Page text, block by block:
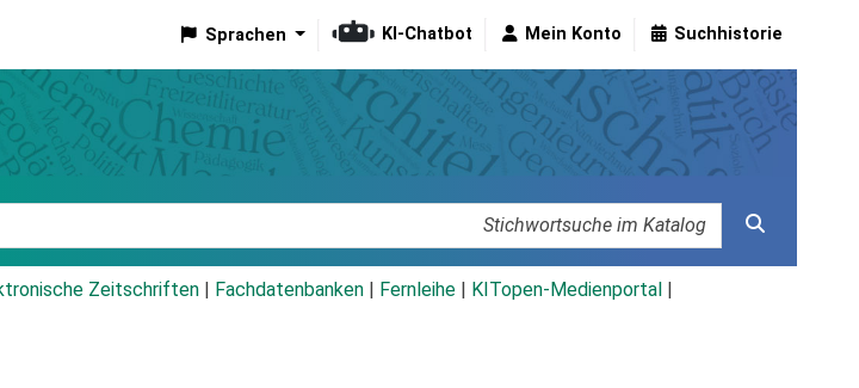
Sprachen KI-Chatbot Mein Konto Suchhistorie
Zeitschriften Fachdatenbanken Fernleihe KITopen-Medienportal